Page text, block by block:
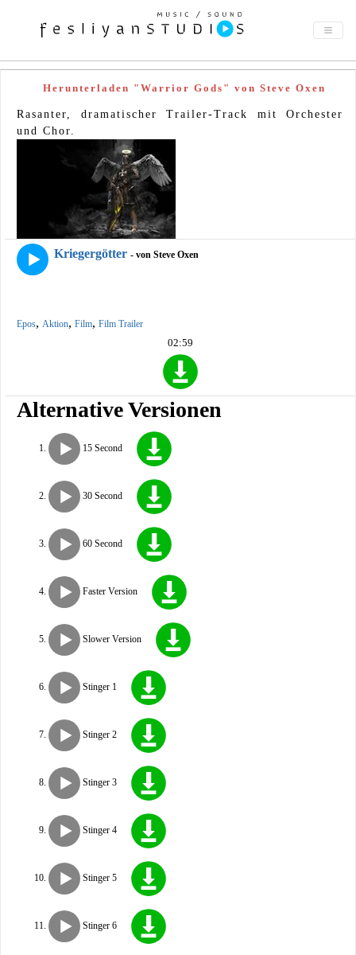
Herunterladen "Warrior Gods" von Steve Oxen
Rasanter, dramatischer Trailer-Track mit Orchester
und Chor.
Kriegergötter - von Steve Oxen
Epos, Aktion, Film, Film Trailer
02:59
Alternative Versionen
15 Second
30 Second
60 Second
Faster Version
Slower Version
Stinger 1
Stinger 2
Stinger 3
Stinger 4
Stinger 5
Stinger 6